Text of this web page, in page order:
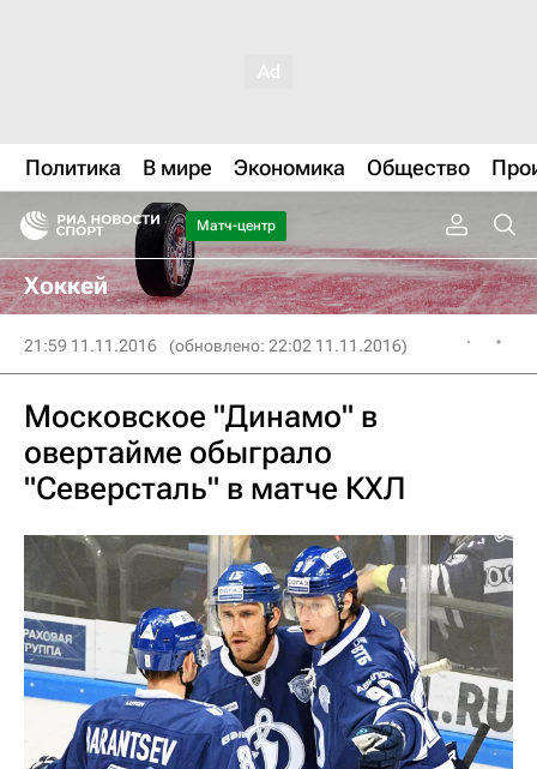
Политика В мире Экономика Общество
Матч-центр
Хоккей
21:59 11.11.2016 (обновлено: 22:02 11.11.2016)
Московское "Динамо" в
овертайме обыграло
"Северсталь" в матче КХЛ